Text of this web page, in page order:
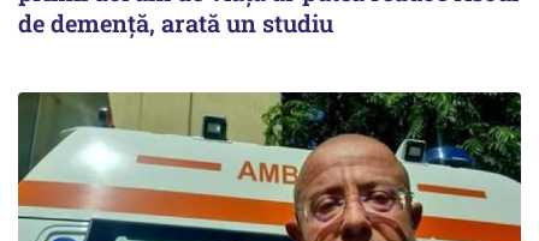
de demență, arată un studiu